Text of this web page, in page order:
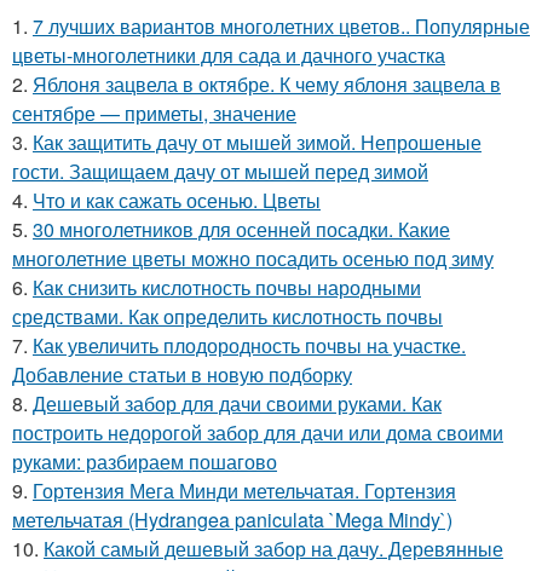
1. 7 лучших вариантов многолетних цветов.. Популярные
цветы-многолетники для сада и дачного участка
2. Яблоня зацвела в октябре. К чему яблоня зацвела в
сентябре — приметы, значение
3. Как защитить дачу от мышей зимой. Непрошеные
гости. Защищаем дачу от мышей перед зимой
4. Что и как сажать осенью. Цветы
5. 30 многолетников для осенней посадки. Какие
многолетние цветы можно посадить осенью под зиму
6. Как снизить кислотность почвы народными
средствами. Как определить кислотность почвы
7. Как увеличить плодородность почвы на участке.
Добавление статьи в новую подборку
8. Дешевый забор для дачи своими руками. Как
построить недорогой забор для дачи или дома своими
руками: разбираем пошагово
9. Гортензия Мега Минди метельчатая. Гортензия
метельчатая (Hydrangea paniculata `Mega Mindy`)
10. Какой самый дешевый забор на дачу. Деревянные